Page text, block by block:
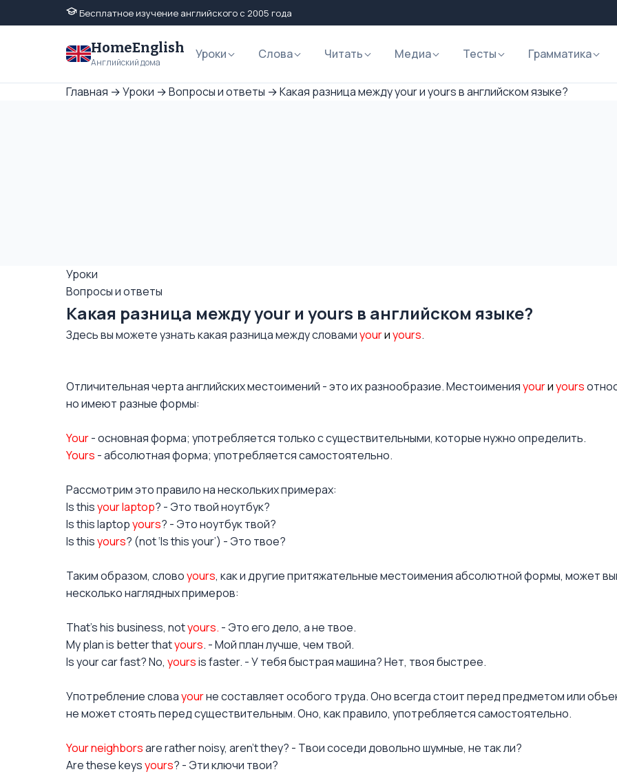
Бесплатное изучение английского с 2005 года
HomeEnglish
Английский дома
Уроки Слова Читать Медиа Тесты Грамматика
Главная →Уроки →Вопросы и ответы →Какая разница между your и yours в английском языке?
Уроки
Вопросы и ответы
Какая разница между your и yours в английском языке?
Здесь вы можете узнать какая разница между словамиyourиyours.
Отличительная черта английских местоимений - это их разнообразие. Местоименияyourиyours
но имеют разные формы:
Your- основная форма; употребляется только с существительными, которые нужно определить.
Yours - абсолютная форма; употребляется самостоятельно.
Рассмотрим это правило на нескольких примерах:
Is thisyour laptop? - Это твой ноутбук?
Is this laptopyours? - Это ноутбук твой?
Is thisyours? (not ‘Is this your’) - Это твое?
Таким образом, словоyours, как и другие притяжательные местоимения абсолютной формы, может
несколько наглядных примеров:
That’s his business, notyours. - Это его дело, а не твое.
My plan is better thatyours. - Мой план лучше, чем твой.
Is your car fast? No, yoursis faster. - У тебя быстрая машина? Нет, твоя быстрее.
Употребление словаyourне составляет особого труда. Оно всегда стоит перед предметом или
не может стоять перед существительным. Оно, как правило, употребляется самостоятельно.
Your neighborsare rather noisy, aren’t they? - Твои соседи довольно шумные, не так ли?
Are these keysyours? - Эти ключи твои?